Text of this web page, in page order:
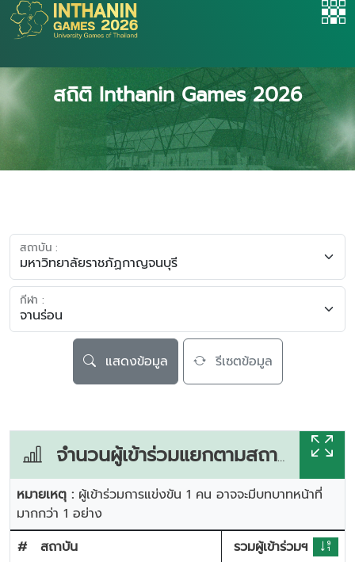
สถิติ Inthanin Games 2026
สถาบัน :
กีฬา :
แสดงข้อมูล รีเซตข้อมูล
จำนวนผู้เข้าร่วมแยกตามสถาบัน
หมายเหตุ : ผู้เข้าร่วมการแข่งขัน 1 คน อาจจะมีบทบาทหน้าที่
มากกว่า 1 อย่าง
#
สถาบัน
รวมผู้เข้าร่วมฯ